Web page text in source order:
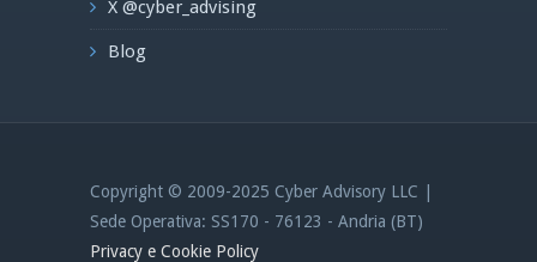
X @cyber_advising
Blog
Copyright © 2009-2025 Cyber Advisory LLC |
Sede Operativa: SS170 - 76123 - Andria (BT)
Privacy e Cookie Policy